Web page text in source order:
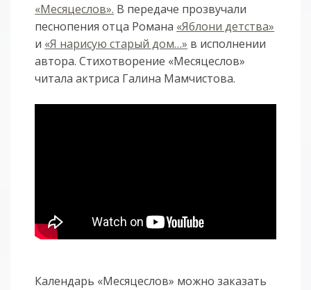
«Месяцеслов». В передаче прозвучали
песнопения отца Романа «Яблони детства»
и «Я нарисую старый дом…» в исполнении
автора. Стихотворение «Месяцеслов»
читала актриса Галина Мамчистова.
Календарь «Месяцеслов» можно заказать